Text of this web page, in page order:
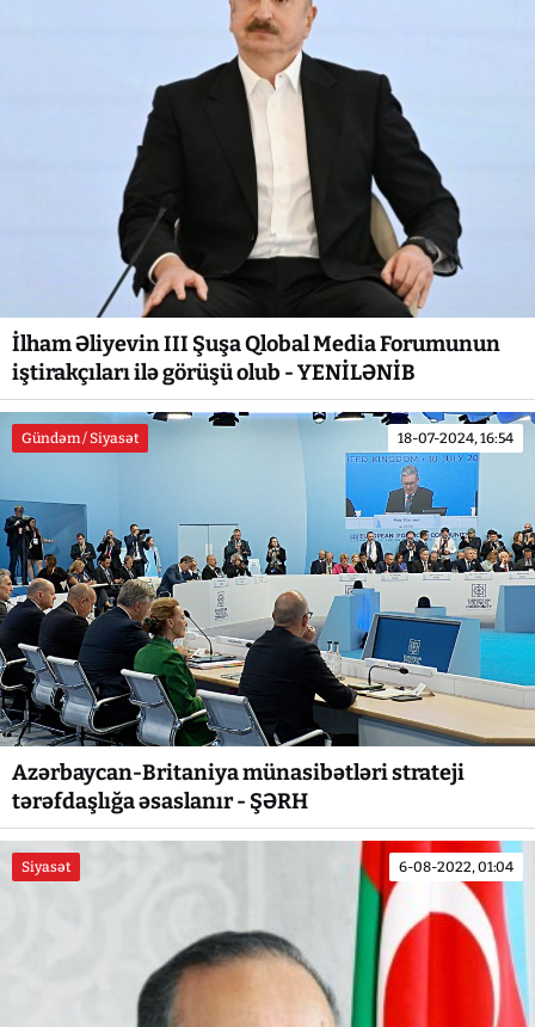
İlham Əliyevin III Şuşa Qlobal Media Forumunun
iştirakçıları ilə görüşü olub - YENİLƏNİB
Gündəm / Siyasət 18-07-2024, 16:54
Azərbaycan-Britaniya münasibətləri strateji
tərəfdaşlığa əsaslanır - ŞƏRH
Siyasət 6-08-2022, 01:04